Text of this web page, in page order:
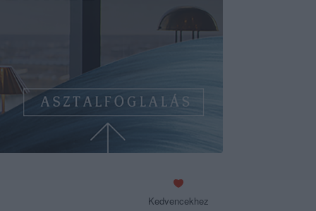
Kedvencekhez